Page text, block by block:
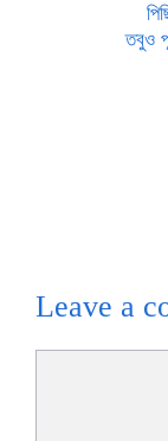
তবুও
Leave a